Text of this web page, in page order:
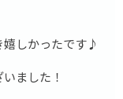
嬉しかったです♪
ました！